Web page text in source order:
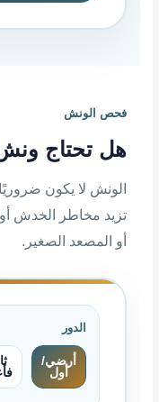
فحص الونش
هل تحتاج
الونش لا يكون
تزيد مخاطر الخدش
أو المصعد الصغير.
الدور
أرضي/
أول